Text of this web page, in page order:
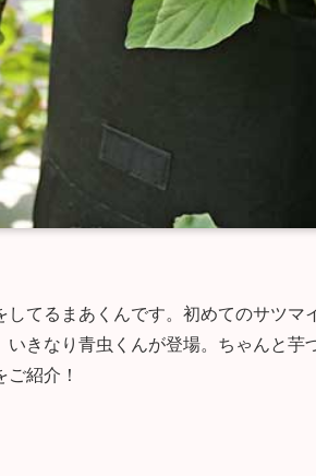
てるまあくんです。初めてのサツマ
きなり青虫くんが登場。ちゃんと芋
紹介！